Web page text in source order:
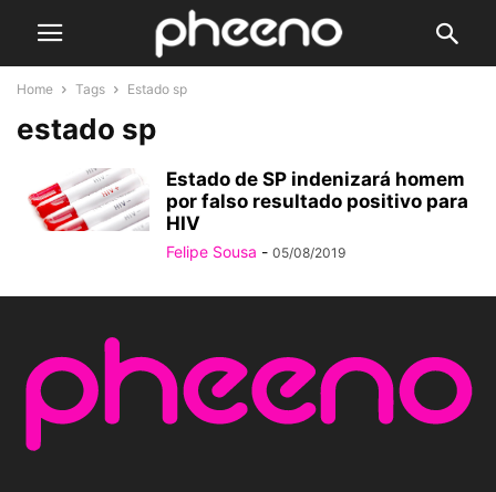
Home Tags Estado sp
estado sp
Estado de SP indenizará homem
por falso resultado positivo para
HIV
Felipe Sousa - 05/08/2019